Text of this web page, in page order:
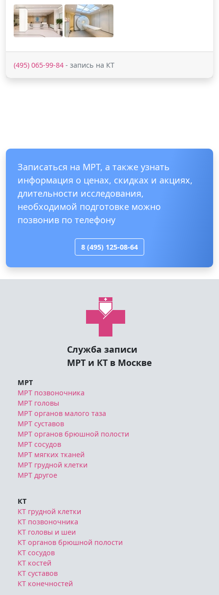
(495) 065-99-84 - запись на КТ
Записаться на МРТ, а также узнать
информация о ценах, скидках и акциях,
длительности исследования,
необходимой подготовке можно
позвонив по телефону
8 (495) 125-08-64
Служба записи
МРТ и КТ в Москве
МРТ
МРТ позвоночника
МРТ головы
МРТ органов малого таза
МРТ суставов
МРТ органов брюшной полости
МРТ сосудов
МРТ мягких тканей
МРТ грудной клетки
МРТ другое
КТ
КТ грудной клетки
КТ позвоночника
КТ головы и шеи
КТ органов брюшной полости
КТ сосудов
КТ костей
КТ суставов
КТ конечностей